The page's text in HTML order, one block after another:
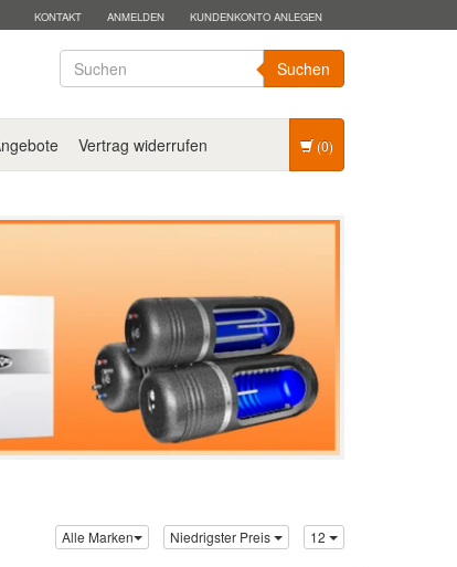
KONTAKT ANMELDEN KUNDENKONTO ANLEGEN
Suchen
Vertrag widerrufen (0)
Alle Marken Niedrigster Preis 12